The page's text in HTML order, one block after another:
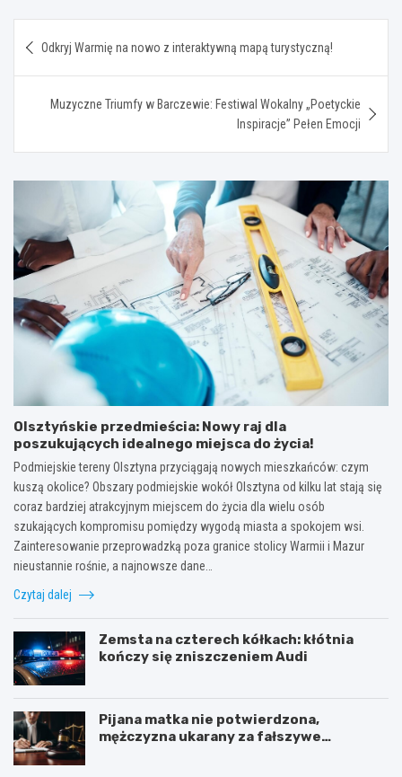
wpisu
Odkryj Warmię na nowo z interaktywną mapą turystyczną!
Muzyczne Triumfy w Barczewie: Festiwal Wokalny „Poetyckie
Inspiracje” Pełen Emocji
Olsztyńskie przedmieścia: Nowy raj dla
poszukujących idealnego miejsca do życia!
Podmiejskie tereny Olsztyna przyciągają nowych mieszkańców: czym
kuszą okolice? Obszary podmiejskie wokół Olsztyna od kilku lat stają się
coraz bardziej atrakcyjnym miejscem do życia dla wielu osób
szukających kompromisu pomiędzy wygodą miasta a spokojem wsi.
Zainteresowanie przeprowadzką poza granice stolicy Warmii i Mazur
nieustannie rośnie, a najnowsze dane…
Czytaj dalej
Zemsta na czterech kółkach: kłótnia
kończy się zniszczeniem Audi
Pijana matka nie potwierdzona,
mężczyzna ukarany za fałszywe